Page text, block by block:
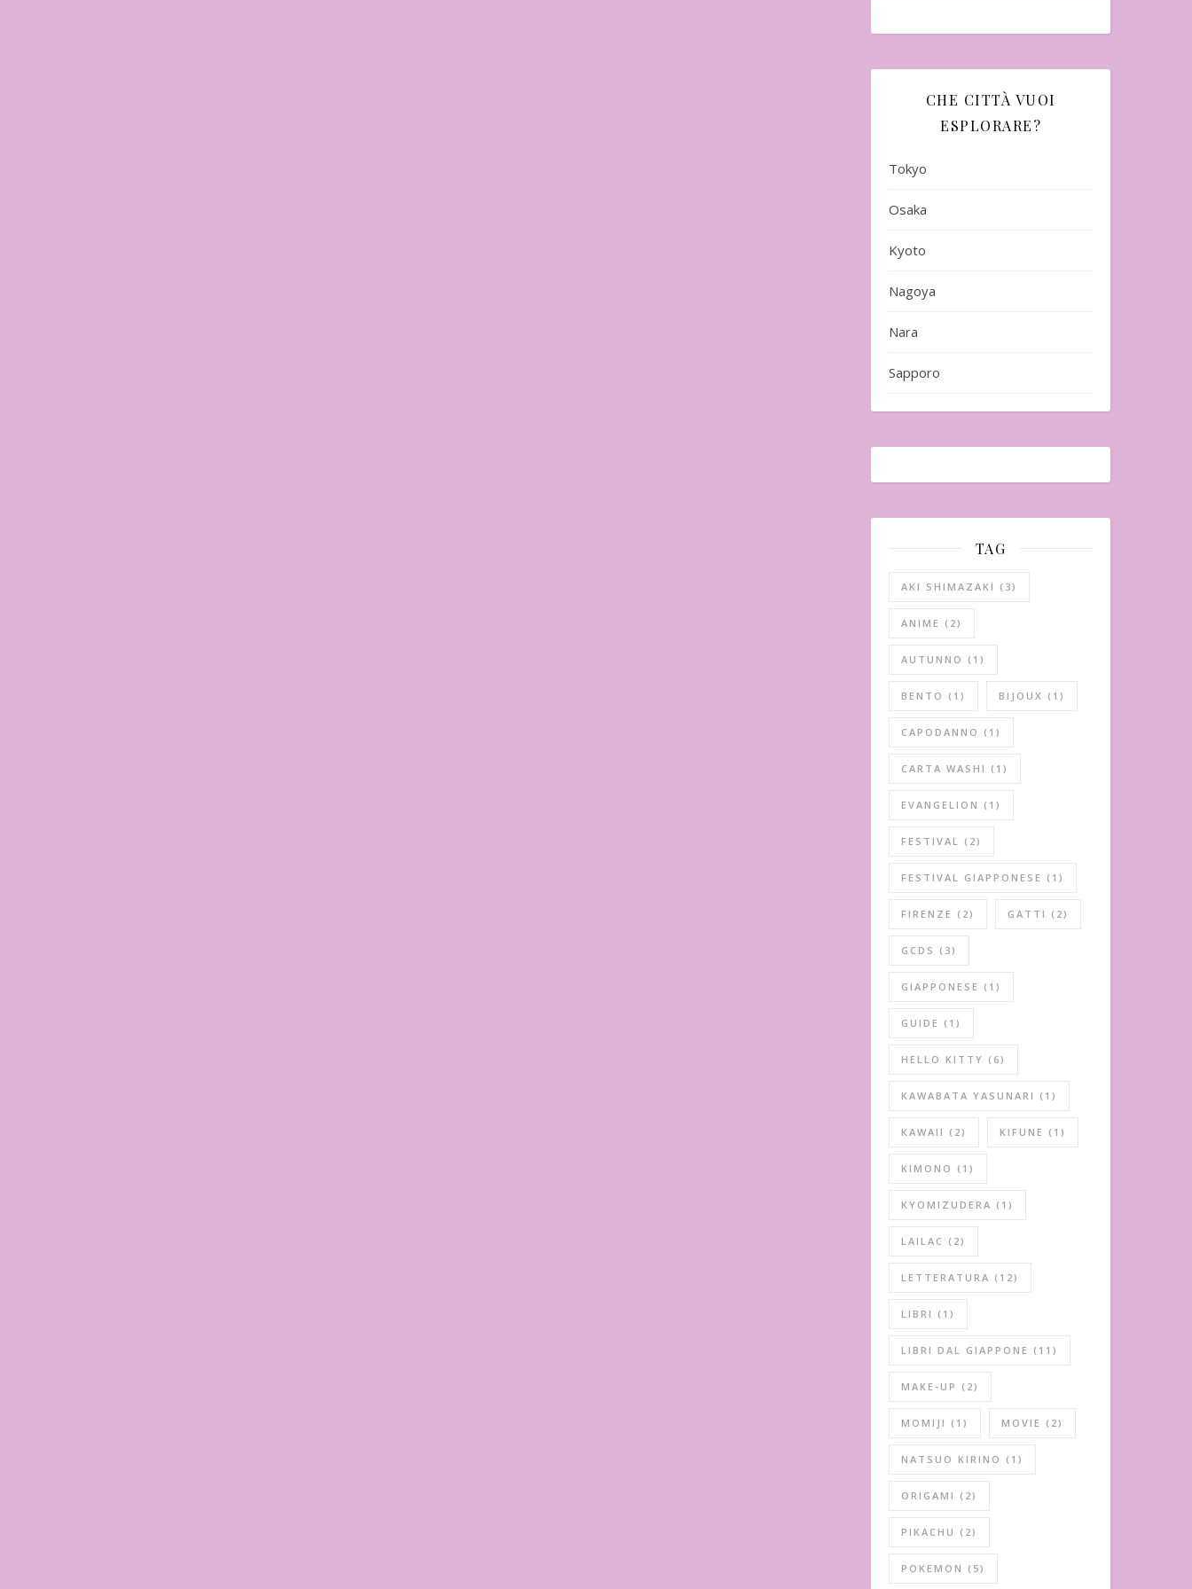
CHE CITTÀ VUOI
ESPLORARE?
Tokyo
Osaka
Kyoto
Nagoya
Nara
Sapporo
TAG
AKI SHIMAZAKI (3)
ANIME (2)
AUTUNNO (1)
BENTO (1) BIJOUX (1)
CAPODANNO (1)
CARTA WASHI (1)
EVANGELION (1)
FESTIVAL (2)
FESTIVAL GIAPPONESE (1)
FIRENZE (2) GATTI (2)
GCDS (3)
GIAPPONESE (1)
GUIDE (1)
HELLO KITTY (6)
KAWABATA YASUNARI (1)
KAWAII (2) KIFUNE (1)
KIMONO (1)
KYOMIZUDERA (1)
LAILAC (2)
LETTERATURA (12)
LIBRI (1)
LIBRI DAL GIAPPONE (11)
MAKE-UP (2)
MOMIJI (1) MOVIE (2)
NATSUO KIRINO (1)
ORIGAMI (2)
PIKACHU (2)
POKEMON (5)